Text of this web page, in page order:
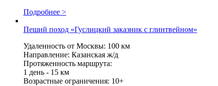
Подробнее >
Пеший поход «Гуслицкий заказник с глинтвейном»
Удаленность от Москвы: 100 км
Направление: Казанская ж/д
Протяженность маршрута:
1 день - 15 км
Возрастные ограничения: 10+